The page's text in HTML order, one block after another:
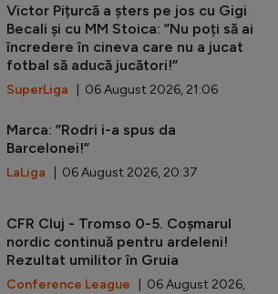
Victor Pițurcă a șters pe jos cu Gigi
Becali și cu MM Stoica: ”Nu poți să ai
încredere în cineva care nu a jucat
fotbal să aducă jucători!”
SuperLiga | 06 August 2026, 21:06
Marca: ”Rodri i-a spus da
Barcelonei!”
LaLiga | 06 August 2026, 20:37
CFR Cluj - Tromso 0-5. Coșmarul
nordic continuă pentru ardeleni!
Rezultat umilitor în Gruia
Conference League | 06 August 2026,